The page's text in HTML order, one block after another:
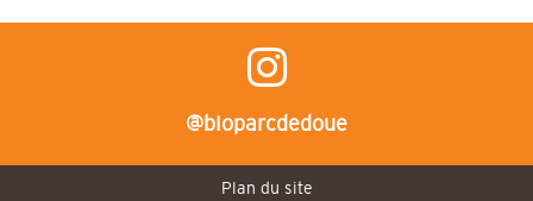
@bioparcdedoue
Plan du site